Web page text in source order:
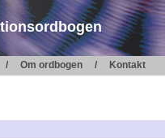
Om ordbogen Kontakt